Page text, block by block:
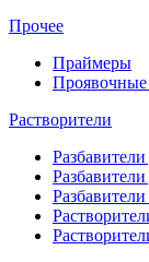
Прочее
Праймеры
Растворители